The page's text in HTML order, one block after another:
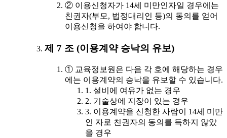
② 이용신청자가 14세 미만인자일 경우에는
친권자(부모, 법정대리인 등)의 동의를 얻어
이용신청을 하여야 합니다.
제 7 조 (이용계약 승낙의 유보)
① 교육정보원은 다음 각 호에 해당하는 경우
에는 이용계약의 승낙을 유보할 수 있습니다.
1. 설비에 여유가 없는 경우
2. 기술상에 지장이 있는 경우
3. 이용계약을 신청한 사람이 14세 미만
인 자로 친권자의 동의를 득하지 않았
을 경우